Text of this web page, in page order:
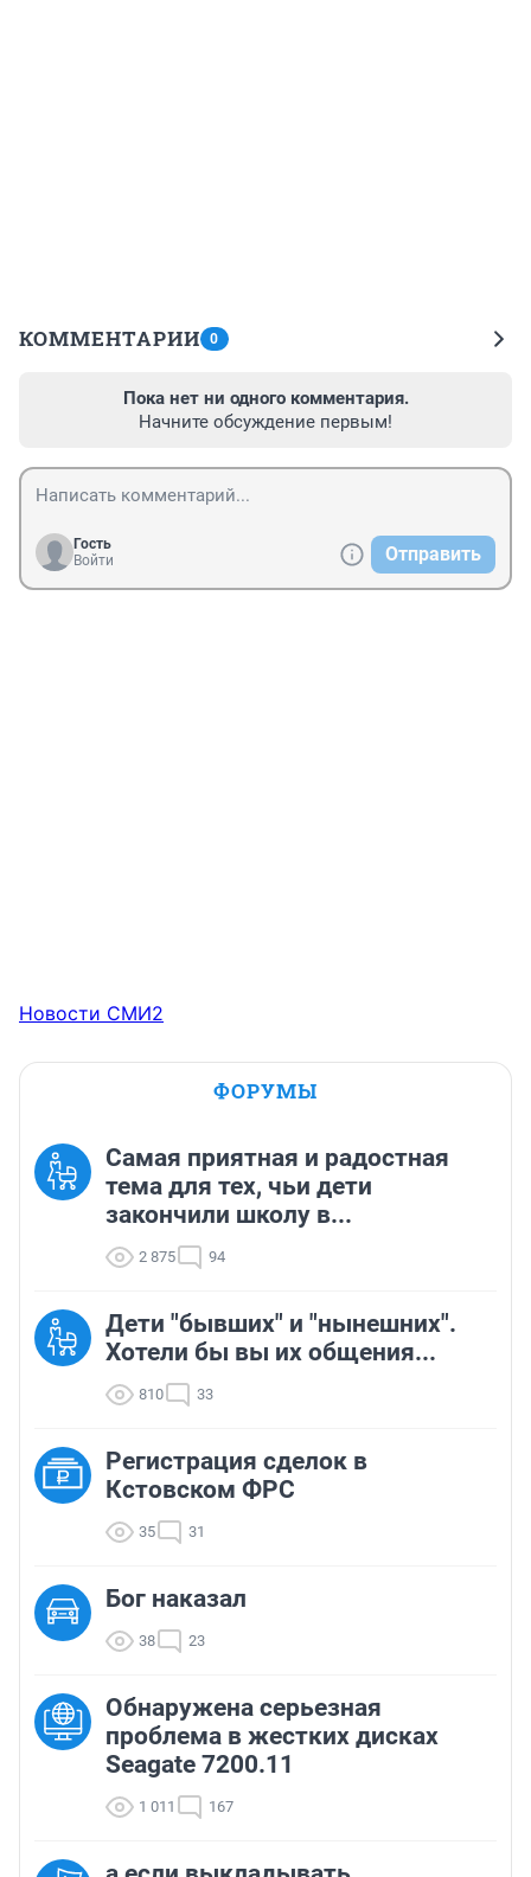
КОММЕНТАРИИ 0
Пока нет ни одного комментария.
Начните обсуждение первым!
Гость
Войти
Отправить
Новости СМИ2
ФОРУМЫ
Самая приятная и радостная
тема для тех, чьи дети
закончили школу в...
2 875 94
Дети "бывших" и "нынешних".
Хотели бы вы их общения...
810 33
Регистрация сделок в
Кстовском ФРС
35 31
Бог наказал
38 23
Обнаружена серьезная
проблема в жестких дисках
Seagate 7200.11
1 011 167